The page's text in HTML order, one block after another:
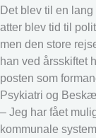
Det blev til en
atter blev tid til
men den store
han ved årsskiftet
posten som
Psykiatri og
– Jeg har fået
kommunale